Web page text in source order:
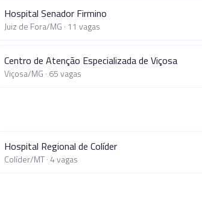
Hospital Senador Firmino
Juiz de Fora/MG · 11 vagas
Centro de Atenção Especializada de Viçosa
Viçosa/MG · 65vagas
Hospital Regional de Colíder
Colíder/MT·4vagas